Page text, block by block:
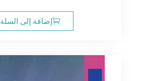
إضافة إلى السلة